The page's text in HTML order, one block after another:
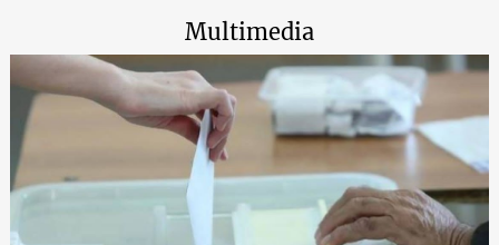
Multimedia